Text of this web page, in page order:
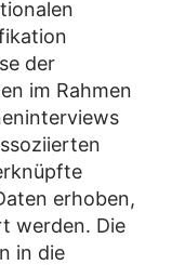
der
im Rahmen
erhoben,
werden. Die
in die